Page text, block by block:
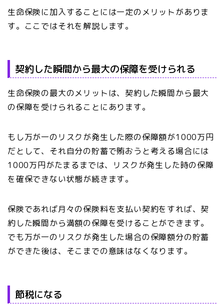
生命保険に加入することには一定のメリットがありま
す。ここではそれを解説します。
契約した瞬間から最大の保障を受けられる
生命保険の最大のメリットは、契約した瞬間から最大
の保障を受けられることにあります。
もし万が一のリスクが発生した際の保障額が1000万円
だとして、それ自分の貯蓄で賄おうと考える場合には
1000万円がたまるまでは、リスクが発生した時の保障
を確保できない状態が続きます。
保険であれば月々の保険料を支払い契約をすれば、契
約した瞬間から満額の保障を受けることができます。
でも万が一のリスクが発生した場合の保障額分の貯蓄
ができた後は、そこまでの意味はなくなります。
節税になる